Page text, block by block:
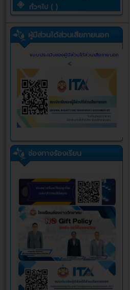
ทั่วๆไป ( )
ผู้มีส่วนได้ส่วนเสียภายนอก
แบบประเมินของผู้มีส่วนได้ส่วนเสียภายนอก
<
ช่องทางร้องเรียน